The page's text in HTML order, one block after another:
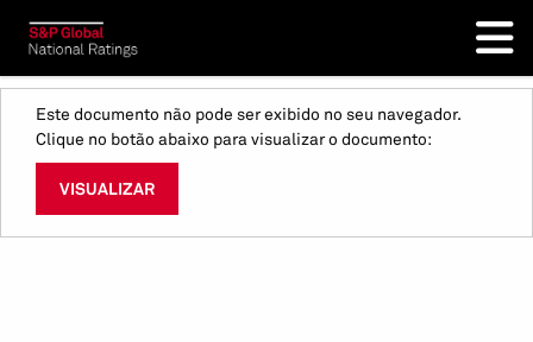
Este documento não pode ser exibido no seu navegador.
Clique no botão abaixo para visualizar o documento:
VISUALIZAR